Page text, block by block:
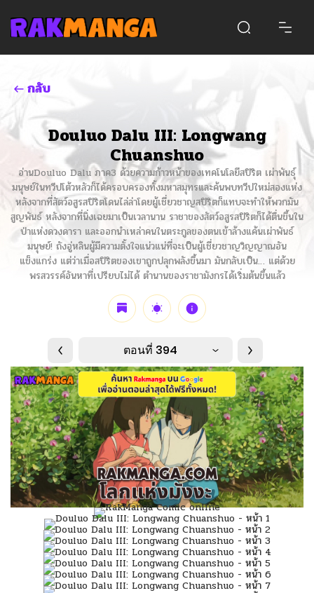
กลับ
Douluo Dalu III: Longwang
Chuanshuo
อ่านDouluo Dalu ภาค3 ด้วยความก้าวหน้าของเทคโนโลยีสปิริต เผ่าพันธุ์
มนุษย์ในทวีปโต้วหลัวก็ได้ครอบครองทั้งมหาสมุทรและค้นพบทวีปใหม่สองแห่ง
หลังจากที่สัตว์อสูรสปิริตโดนไล่ล่าโดยผู้เชี่ยวชาญสปิริตก็แทบจะทำให้พวกมัน
สูญพันธ์ หลังจากที่นิ่งเฉยมาเป็นเวลานาน ราชาของสัตว์อสูรสปิริตก็ได้ตื่นขึ้นใน
ป่าแห่งดวงดารา และออกนำเหล่าคนในตระกูลของตนเข้าล้างแค้นเผ่าพันธ์
มนุษย์! ถังอู่หลินผู้มีความตั้งใจแน่วแน่ที่จะเป็นผู้เชี่ยวชาญวิญญาณอัน
แข็งแกร่ง แต่ว่าเมื่อสปิริตของเขาถูกปลุกพลังขึ้นมา มันกลับเป็น… แต่ด้วย
พรสวรรค์อันหาที่เปรียบไม่ได้ ตำนานของราชามังกรได้เริ่มต้นขึ้นแล้ว
ตอนที่ 394